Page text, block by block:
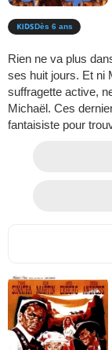
Dès 6 ans
Rien ne va plus
ses huit jours. Et ni
suffragette active,
Michaël. Ces
fantaisiste pour